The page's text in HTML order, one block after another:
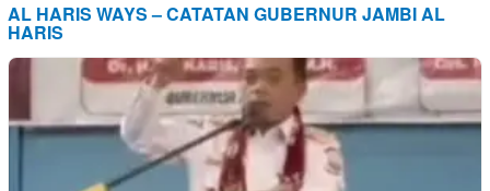
AL HARIS WAYS – CATATAN GUBERNUR JAMBI AL
HARIS